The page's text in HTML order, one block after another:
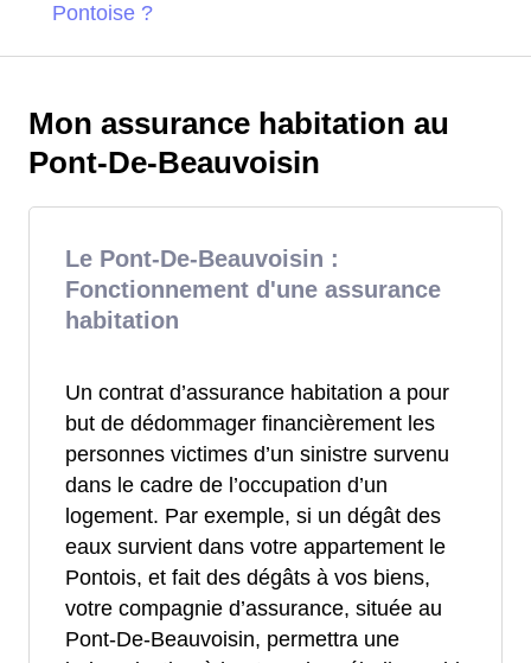
Pontoise ?
Mon assurance habitation au
Pont-De-Beauvoisin
Le Pont-De-Beauvoisin :
Fonctionnement d'une assurance
habitation
Un contrat d’assurance habitation a pour
but de dédommager financièrement les
personnes victimes d’un sinistre survenu
dans le cadre de l’occupation d’un
logement. Par exemple, si un dégât des
eaux survient dans votre appartement le
Pontois, et fait des dégâts à vos biens,
votre compagnie d’assurance, située au
Pont-De-Beauvoisin, permettra une